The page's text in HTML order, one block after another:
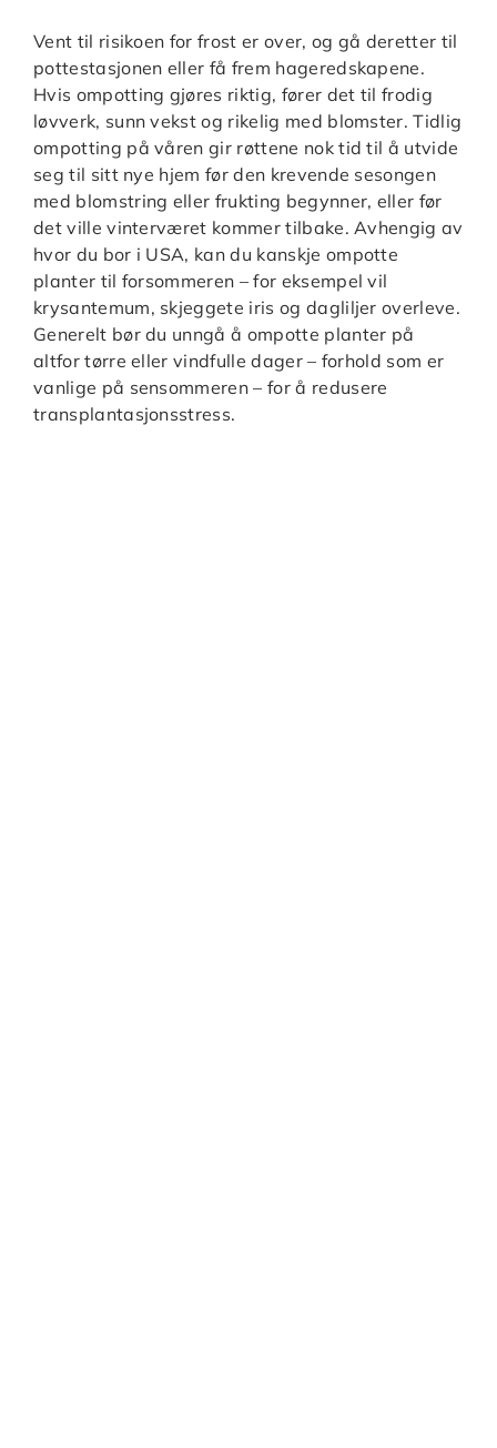
Vent til risikoen for frost er over, og gå deretter til
pottestasjonen eller få frem hageredskapene.
Hvis ompotting gjøres riktig, fører det til frodig
løvverk, sunn vekst og rikelig med blomster. Tidlig
ompotting på våren gir røttene nok tid til å utvide
seg til sitt nye hjem før den krevende sesongen
med blomstring eller frukting begynner, eller før
det ville vinterværet kommer tilbake. Avhengig av
hvor du bor i USA, kan du kanskje ompotte
planter til forsommeren – for eksempel vil
krysantemum, skjeggete iris og dagliljer overleve.
Generelt bør du unngå å ompotte planter på
altfor tørre eller vindfulle dager – forhold som er
vanlige på sensommeren – for å redusere
transplantasjonsstress.